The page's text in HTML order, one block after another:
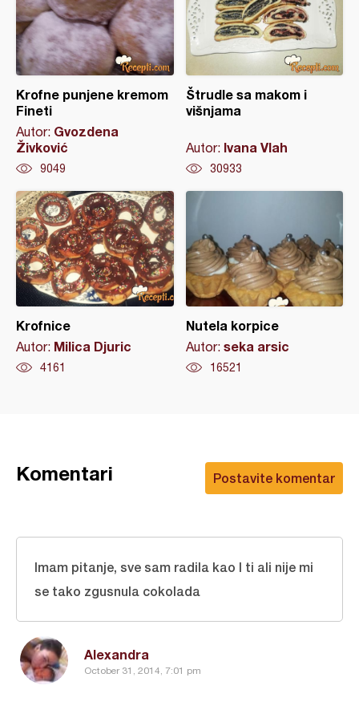
Krofne punjene kremom
Fineti
Autor: Gvozdena
Živković
9049
Štrudle sa makom i
višnjama
Autor: Ivana Vlah
30933
Krofnice
Autor: Milica Djuric
4161
Nutela korpice
Autor: seka arsic
16521
Postavite komentar
Komentari
Alexandra
October 31, 2014, 7:01 pm
Imam pitanje, sve sam radila kao I ti ali nije mi
se tako zgusnula cokolada